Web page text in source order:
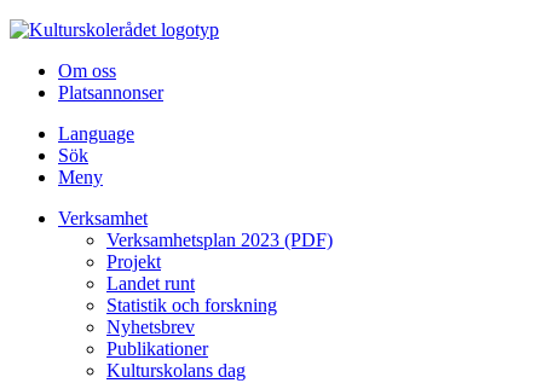
Hoppa till innehållet
Om oss
Platsannonser
Language
Sök
Meny
Verksamhet
Verksamhetsplan 2023 (PDF)
Projekt
Landet runt
Statistik och forskning
Nyhetsbrev
Publikationer
Kulturskolans dag